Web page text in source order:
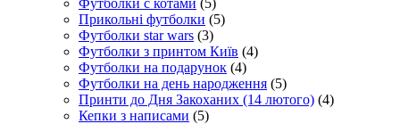
Прикольні футболки (5)
Футболки star wars (3)
Футболки з принтом Київ (4)
Футболки на подарунок (4)
Футболки на день народження (5)
Принти до Дня Закоханих (14 лютого) (4)
Кепки з написами (5)